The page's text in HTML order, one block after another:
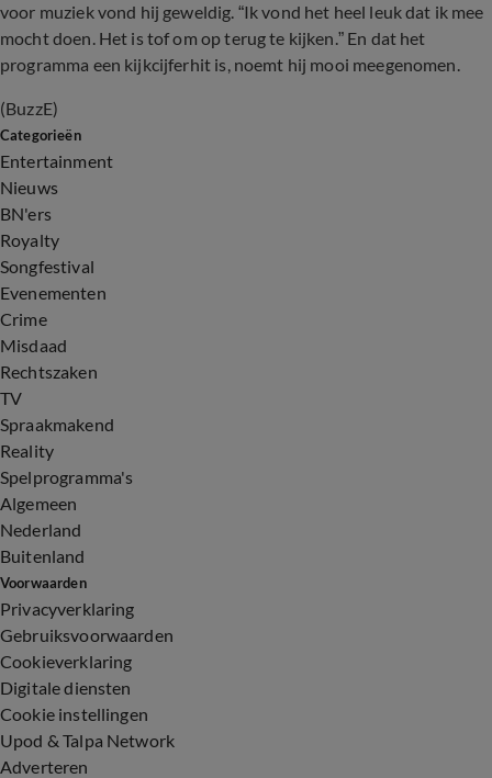
voor muziek vond hij geweldig. “Ik vond het heel leuk dat ik mee
mocht doen. Het is tof om op terug te kijken.” En dat het
programma een kijkcijferhit is, noemt hij mooi meegenomen.
(BuzzE)
Categorieën
Entertainment
Nieuws
BN'ers
Royalty
Songfestival
Evenementen
Crime
Misdaad
Rechtszaken
TV
Spraakmakend
Reality
Spelprogramma's
Algemeen
Nederland
Buitenland
Voorwaarden
Privacyverklaring
Gebruiksvoorwaarden
Cookieverklaring
Digitale diensten
Cookie instellingen
Upod & Talpa Network
Adverteren